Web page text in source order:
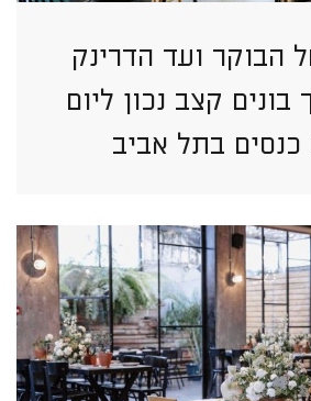
הבוקר ועד הדרינק
בונים קצב נכון ליום
כנסים בתל אביב